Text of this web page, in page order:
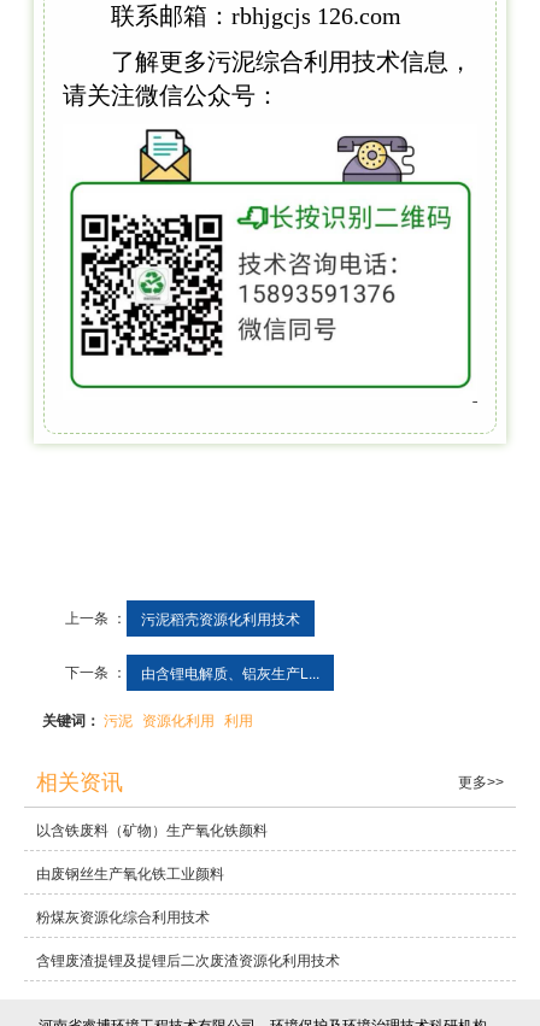
联系邮箱：rbhjgcjs 126.com
了解更多污泥综合利用技术信息，
请关注微信公众号：
上一条 ： 污泥稻壳资源化利用技术
下一条 ： 由含锂电解质、铝灰生产L...
关键词： 污泥 资源化利用 利用
相关资讯 更多>>
以含铁废料（矿物）生产氧化铁颜料
由废钢丝生产氧化铁工业颜料
粉煤灰资源化综合利用技术
含锂废渣提锂及提锂后二次废渣资源化利用技术